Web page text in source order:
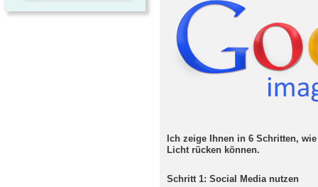
Ich zeige Ihnen in 6 Schritten,
Licht rücken können.
Schritt 1: Social Media nutzen